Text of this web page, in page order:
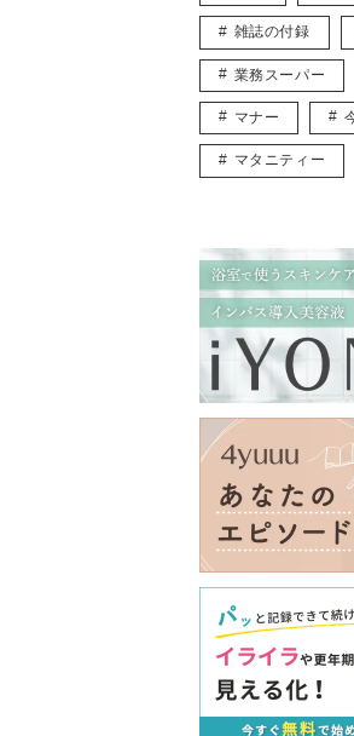
雑誌の付録
業務スーパー
マナー
マタニティー